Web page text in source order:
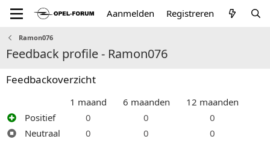
Aanmelden Registreren
Ramon076
Feedback profile - Ramon076
Feedbackoverzicht
1 maand 6 maanden
12 maanden
Positief
0 0
0
Neutraal
0 0
0